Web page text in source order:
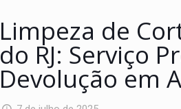
Limpeza de
do RJ: Serviço
Devolução em